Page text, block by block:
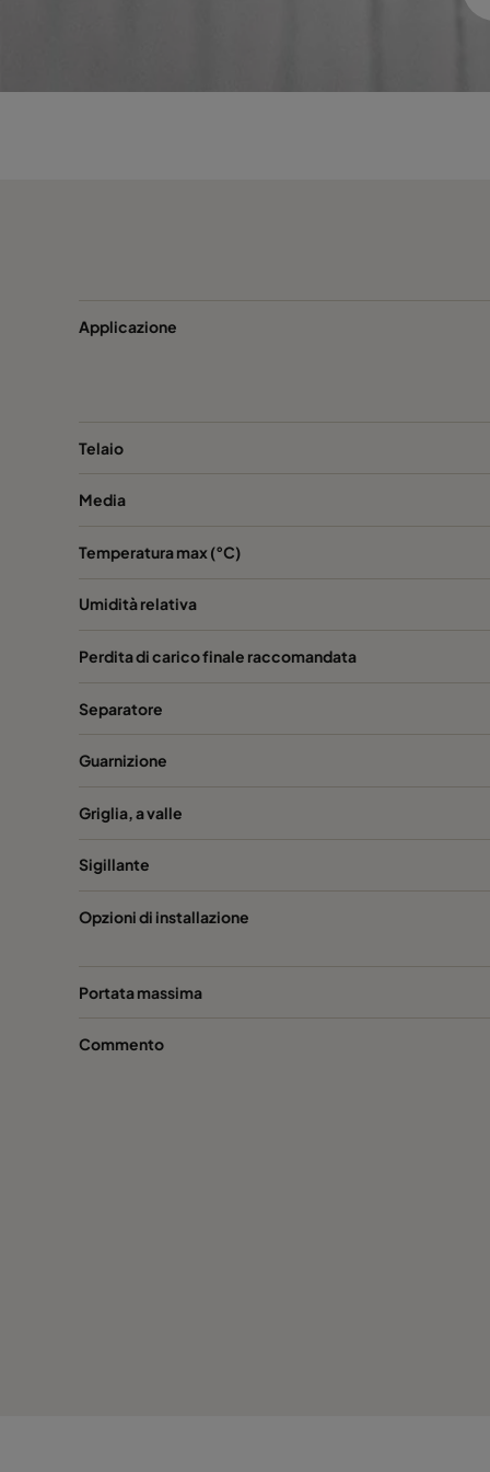
Applicazione
Telaio
Media
Temperatura max (°C)
Umidità relativa
Perdita di carico finale raccomandata
Separatore
Guarnizione
Griglia, a valle
Sigillante
Opzioni di installazione
Portata massima
Commento